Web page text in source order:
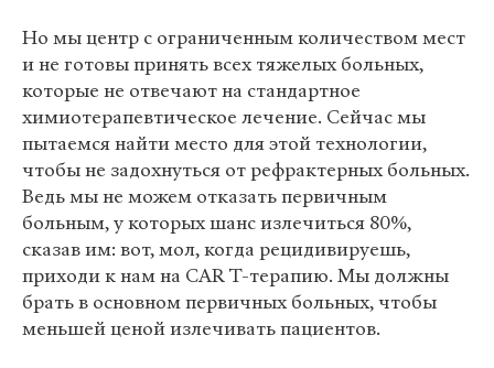
Но мы центр с ограниченным количеством мест
и не готовы принять всех тяжелых больных,
которые не отвечают на стандартное
химиотерапевтическое лечение. Сейчас мы
пытаемся найти место для этой технологии,
чтобы не задохнуться от рефрактерных больных.
Ведь мы не можем отказать первичным
больным, у которых шанс излечиться 80%,
сказав им: вот, мол, когда рецидивируешь,
приходи к нам на CAR T-терапию. Мы должны
брать в основном первичных больных, чтобы
меньшей ценой излечивать пациентов.